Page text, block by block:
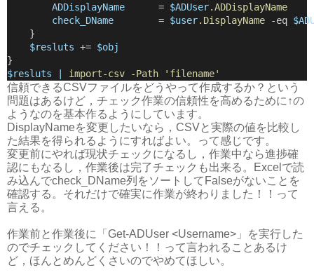
ADDisplayName = $ADUser.ADDisplayName
check_DName
= $user. DisplayName -eq
}
$resluts += $obj
}
$resluts | import-csv -Path 'filename'
信頼できるCSVファイルをどうやって作成するか？という
問題はあるけど，チェック作業の信頼性を高めるために↑の
ようなのを基本作るようにしています。
DisplayNameを変更したいなら，CSVと実際の値を比較し
た結果を得られるようにすればよい。って感じです。
変更前にやれば現状チェックになるし，作業中なら進捗確
認にもなるし，作業後は完了チェックも出来る。Excelで読
み込んでcheck_DName列をソートしてFalseがないことを
確認する。それだけで確実に作業が終わりました！！って
言える。
作業前と作業後に「Get-ADUser <Username>」を実行した
のでチェックしてください！！って言われることあるけ
ど，ほんとめんどくさいのでやめてほしい。